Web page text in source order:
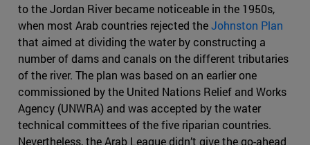
to the Jordan River became noticeable in the 1950s,
when most Arab countries rejected theJohnston Plan
that aimed at dividing the water by constructing a
number of dams and canals on the different tributaries
of the river. The plan was based on an earlier one
commissioned by the United Nations Relief and Works
Agency (UNWRA) and was accepted by the water
technical committees of the five riparian countries.
Nevertheless, the Arab League didn’t give the go-ahead